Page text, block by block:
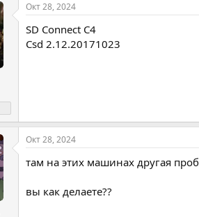
Окт 28, 2024
SD Connect C4
Csd 2.12.20171023
Окт 28, 2024
там на этих машинах другая
вы как делаете??